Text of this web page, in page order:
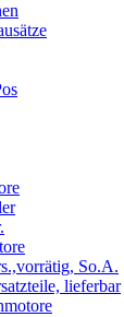
So.A.
lieferbar